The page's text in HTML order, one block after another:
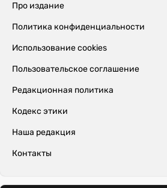
Про издание
Политика конфиденциальности
Использование cookies
Пользовательское соглашение
Редакционная политика
Кодекс этики
Наша редакция
Контакты